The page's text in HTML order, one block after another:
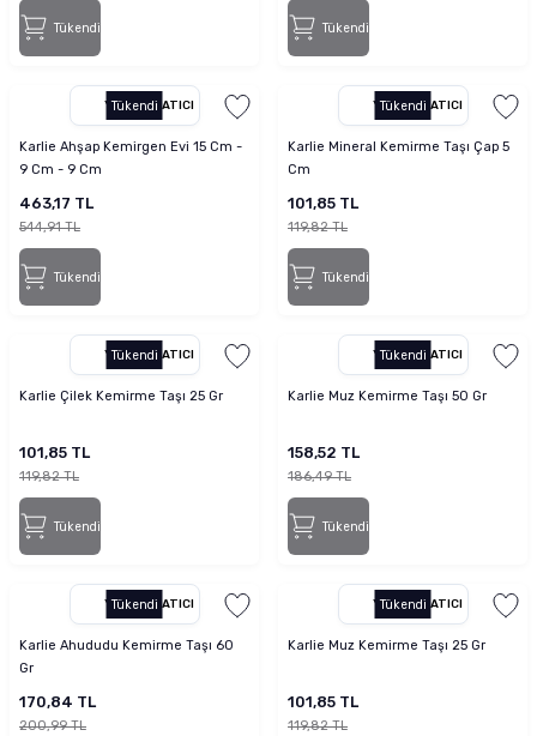
Tükendi Tükendi
Tükendi
YETKILI SATICI
Karlie Ahşap Kemirgen Evi 15 Cm -
9 Cm - 9 Cm
463,17 TL
544,91 TL
Tükendi
Tükendi
YETKILI SATICI
Karlie Mineral Kemirme Taşı Çap 5
Cm
101,85 TL
119,82 TL
Tükendi
Tükendi
YETKILI SATICI
Karlie Çilek Kemirme Taşı 25 Gr
101,85 TL
119,82 TL
Tükendi
Tükendi
YETKILI SATICI
Karlie Muz Kemirme Taşı 50 Gr
158,52 TL
186,49 TL
Tükendi
Tükendi
YETKILI SATICI
Karlie Ahududu Kemirme Taşı 60
Gr
170,84 TL
200,99 TL
Tükendi
YETKILI SATICI
Karlie Muz Kemirme Taşı 25 Gr
101,85 TL
119,82 TL